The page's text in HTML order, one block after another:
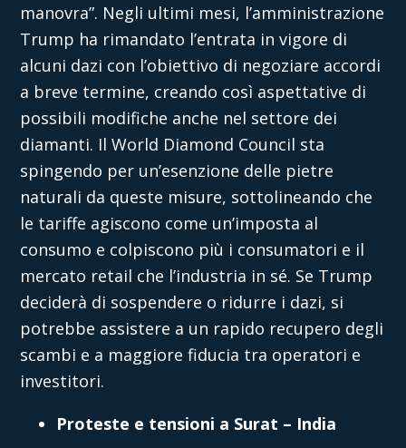
manovra”. Negli ultimi mesi, l’amministrazione
Trump ha rimandato l’entrata in vigore di
alcuni dazi con l’obiettivo di negoziare accordi
a breve termine, creando così aspettative di
possibili modifiche anche nel settore dei
diamanti. Il World Diamond Council sta
spingendo per un’esenzione delle pietre
naturali da queste misure, sottolineando che
le tariffe agiscono come un’imposta al
consumo e colpiscono più i consumatori e il
mercato retail che l’industria in sé. Se Trump
deciderà di sospendere o ridurre i dazi, si
potrebbe assistere a un rapido recupero degli
scambi e a maggiore fiducia tra operatori e
investitori.
Proteste e tensioni a Surat – India